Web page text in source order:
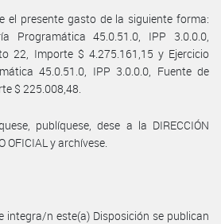
el presente gasto de la siguiente forma:
Programática 45.0.51.0, IPP 3.0.0.0,
22, Importe $ 4.275.161,15 y Ejercicio
45.0.51.0, IPP 3.0.0.0, Fuente de
$ 225.008,48.
publíquese, dese a la DIRECCIÓN
OFICIAL y archívese.
integra/n este(a) Disposición se publican